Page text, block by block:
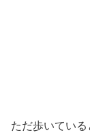
ただ歩いてい